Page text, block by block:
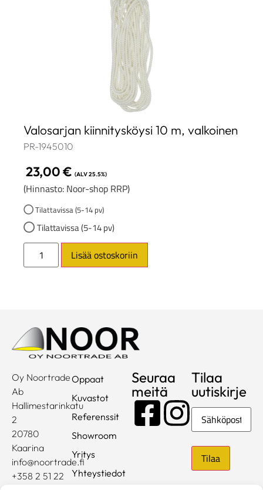
Valosarjan kiinnitysköysi 10 m, valkoinen
PR-1945010
23,00€ (ALV 25.5%)
(Hinnasto: Noor-shop RRP)
Tilattavissa (5-14 pv)
Tilattavissa (5-14 pv)
Lisää ostoskoriin
Oy Noortrade
Ab
Hallimestarinkatu
2
20780
Kaarina
info@noortrade.fi
+358 2 51 22
Oppaat
Kuvastot
Referenssit
Showroom
Yritys
Yhteystiedot
Seuraa
meitä
Tilaa
uutiskirje
Sähköposti